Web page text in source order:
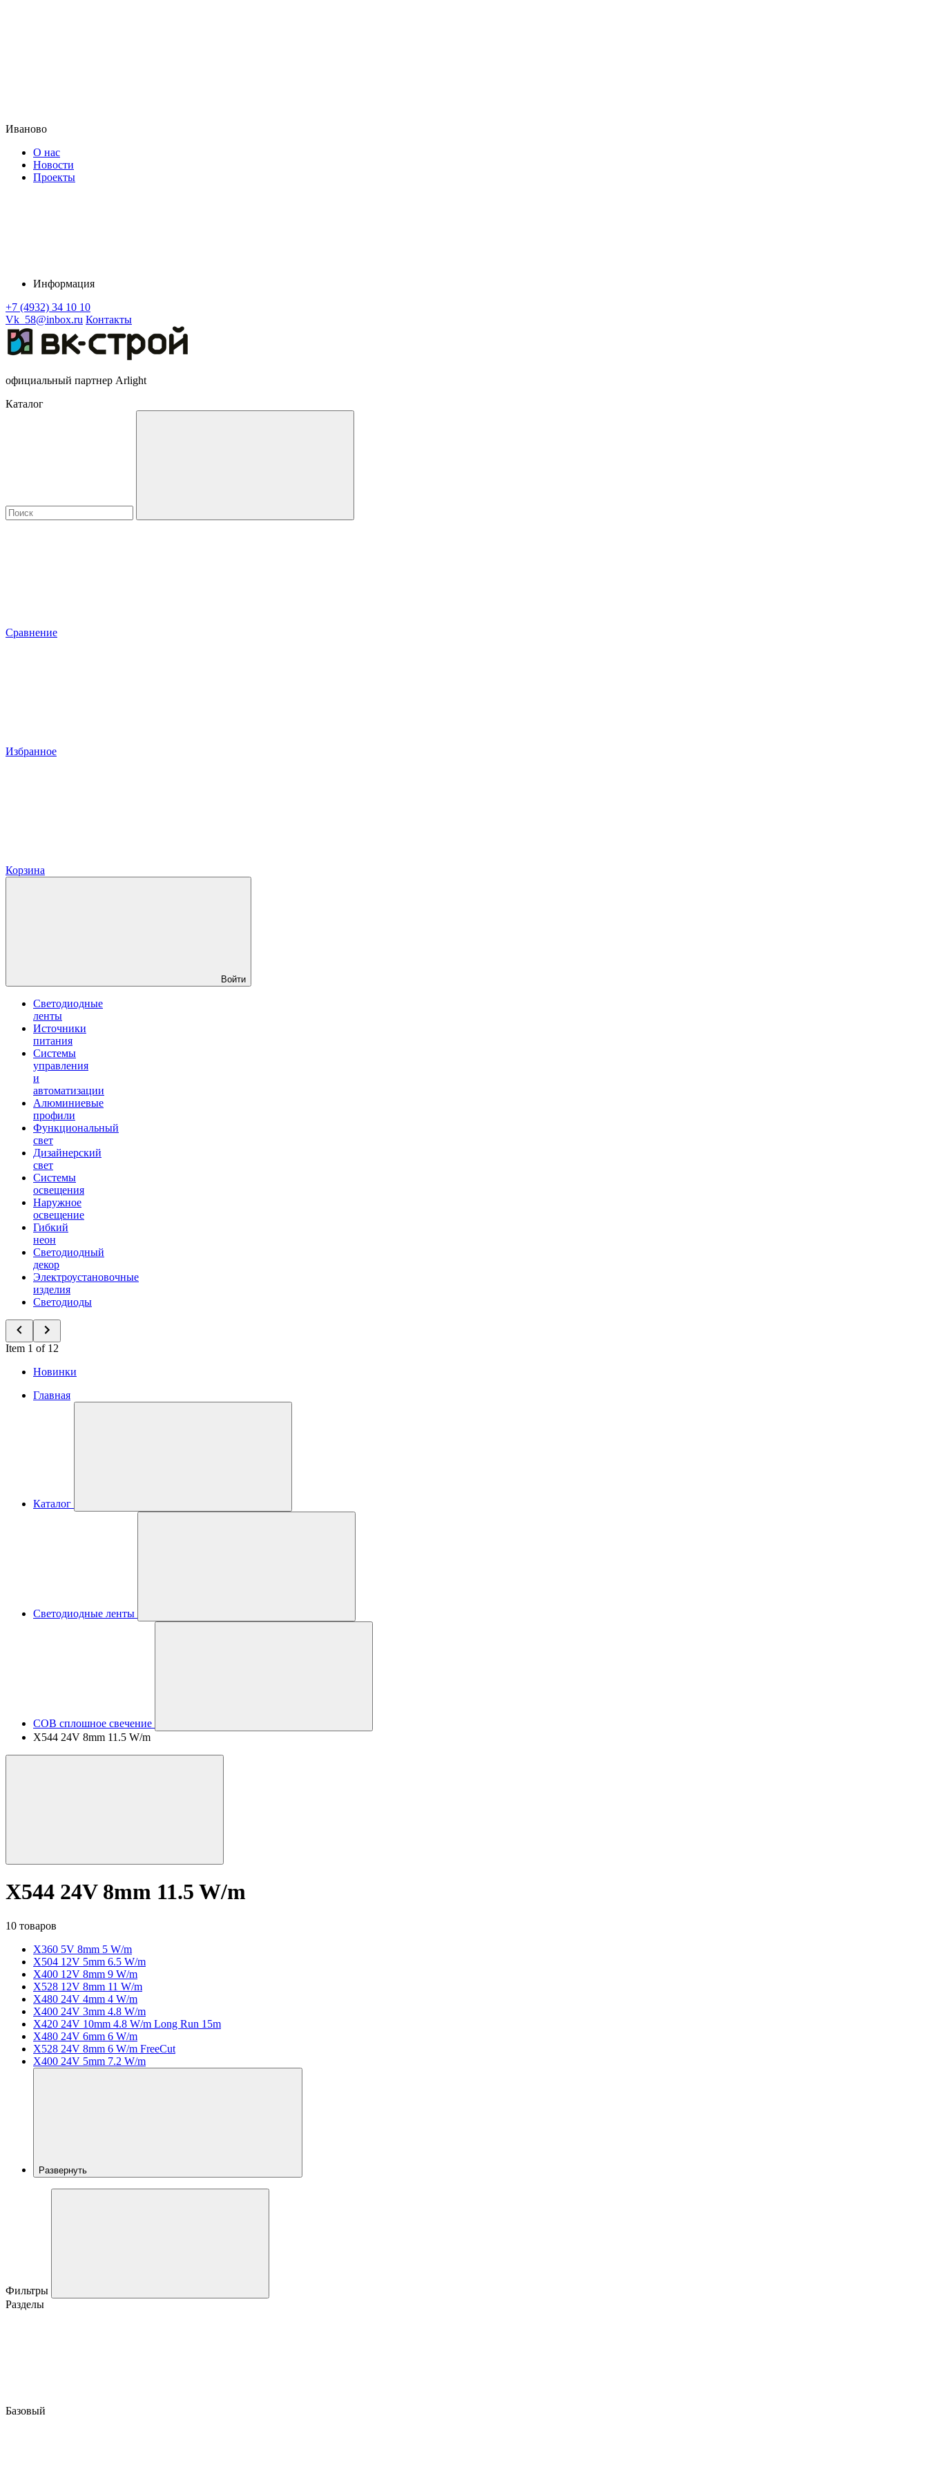
Иваново
О нас
Новости
Проекты
Информация
+7 (4932) 34 10 10
Vk_58@inbox.ru Контакты
официальный партнер Arlight
Каталог
Сравнение
Избранное
Корзина
Войти
Светодиодные
ленты
Источники
питания
Системы
управления
и
автоматизации
Алюминиевые
профили
Функциональный
свет
Дизайнерский
свет
Системы
освещения
Наружное
освещение
Гибкий
неон
Светодиодный
декор
Электроустановочные
изделия
Светодиоды
Item 1 of 12
Новинки
Главная
Каталог
Светодиодные ленты
COB сплошное свечение
X544 24V 8mm 11.5 W/m
X544 24V 8mm 11.5 W/m
10 товаров
X360 5V 8mm 5 W/m
X504 12V 5mm 6.5 W/m
X400 12V 8mm 9 W/m
X528 12V 8mm 11 W/m
X480 24V 4mm 4 W/m
X400 24V 3mm 4.8 W/m
X420 24V 10mm 4.8 W/m Long Run 15m
X480 24V 6mm 6 W/m
X528 24V 8mm 6 W/m FreeCut
X400 24V 5mm 7.2 W/m
Развернуть
Фильтры
Разделы
Базовый